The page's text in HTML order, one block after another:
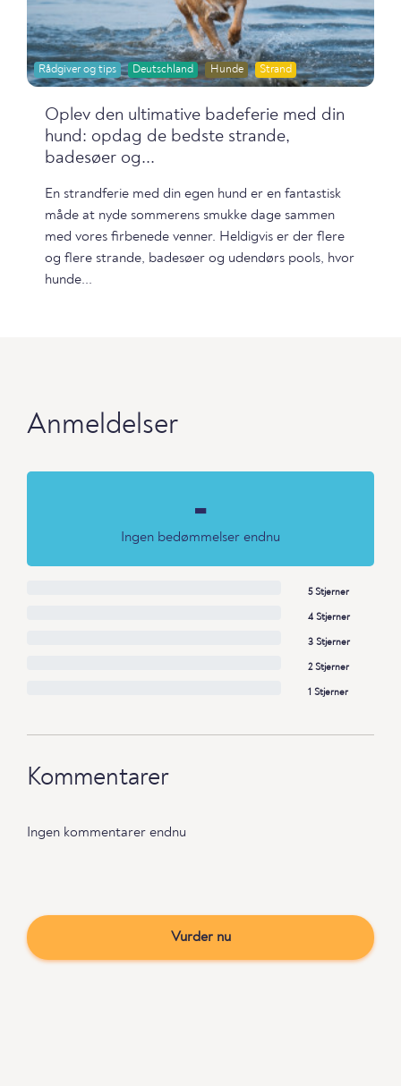
Rådgiver og tips Deutschland Hunde Strand
Oplev den ultimative badeferie med din
hund: opdag de bedste strande,
badesøer og...
En strandferie med din egen hund er en fantastisk
måde at nyde sommerens smukke dage sammen
med vores firbenede venner. Heldigvis er der flere
og flere strande, badesøer og udendørs pools, hvor
hunde...
Anmeldelser
-
Ingen bedømmelser endnu
5 Stjerner
4 Stjerner
3 Stjerner
2 Stjerner
1 Stjerner
Kommentarer
Ingen kommentarer endnu
Vurder nu